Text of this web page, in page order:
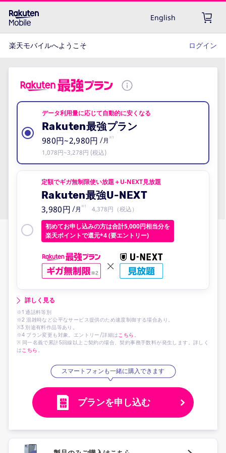
English
楽天モバイルへようこそ ログイン
データ利用量に応じて自動的に安くなる
Rakuten最強プラン
980円~2,980円 /月※1
1,078円~3,278円 (税込)
定額でギガ無制限使い放題＋U-NEXT見放題
Rakuten最強U-NEXT
3,980円 /月※1
4,378円（税込）
初めてお申し込みの方は合計5,000円相当分を
楽天ポイントで還元*4 (要エントリー)
詳しく見る
※1 通話料等別
※2 混雑時など公平なサービス提供のため速度制御する場合あり。
※3 別途有料作品等あり。
※4 プラン変更も対象。エントリー/詳細はこちら 。
※ 同一名義で累計5回線以上ご契約の場合、契約事務手数料が発生します。詳しく
はこちら 。
スマートフォンも一緒に購入できます
プランを申し込む